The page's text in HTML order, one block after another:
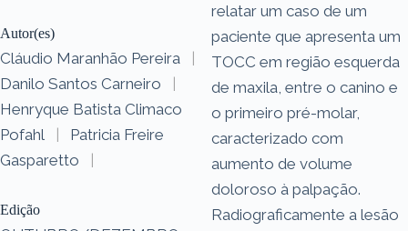
Autor(es)
Cláudio Maranhão Pereira
|
Danilo Santos Carneiro
|
Henryque Batista Climaco
Pofahl
|
Patricia Freire
Gasparetto
|
Edição
relatar um caso de um
paciente que apresenta um
TOCC em região esquerda
de maxila, entre o canino e
o primeiro pré-molar,
caracterizado com
aumento de volume
doloroso à palpação.
Radiograficamente a lesão